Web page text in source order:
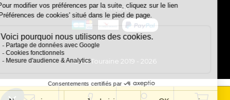
Contact
© Air Touraine 2019 - 2026